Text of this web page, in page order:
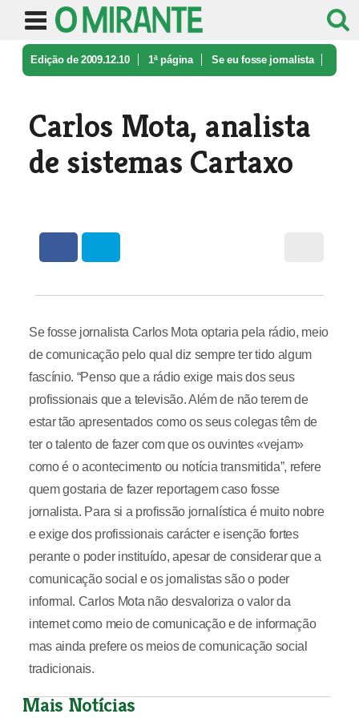
Edição de 2009.12.10 1ª página Se eu fosse jornalista
Carlos Mota, analista
de sistemas Cartaxo
Se fosse jornalista Carlos Mota optaria pela rádio, meio
de comunicação pelo qual diz sempre ter tido algum
fascínio. “Penso que a rádio exige mais dos seus
profissionais que a televisão. Além de não terem de
estar tão apresentados como os seus colegas têm de
ter o talento de fazer com que os ouvintes «vejam»
como é o acontecimento ou notícia transmitida”, refere
quem gostaria de fazer reportagem caso fosse
jornalista. Para si a profissão jornalística é muito nobre
e exige dos profissionais carácter e isenção fortes
perante o poder instituído, apesar de considerar que a
comunicação social e os jornalistas são o poder
informal. Carlos Mota não desvaloriza o valor da
internet como meio de comunicação e de informação
mas ainda prefere os meios de comunicação social
tradicionais.
Mais Notícias